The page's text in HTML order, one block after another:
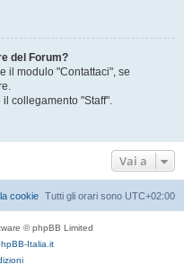
del Forum?
il modulo "Contattaci", se
il collegamento "Staff".
Vai a
Tutti gli orari sono UTC+02:00
cookie
© phpBB Limited
Italia.it